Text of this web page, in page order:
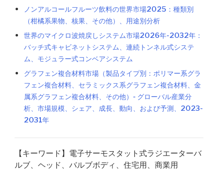
ノンアルコールフルーツ飲料の世界市場2025：種類別
（柑橘系果物、核果、その他）、用途別分析
世界のマイクロ波焼戻しシステム市場2026年-2032年：
バッチ式キャビネットシステム、連続トンネル式システ
ム、モジュラー式コンベアシステム
グラフェン複合材料市場（製品タイプ別：ポリマー系グラ
フェン複合材料、セラミックス系グラフェン複合材料、金
属系グラフェン複合材料、その他）- グローバル産業分
析、市場規模、シェア、成長、動向、および予測、2023-
2031年
【キーワード】電子サーモスタット式ラジエーターバ
ルブ、ヘッド、バルブボディ、住宅用、商業用